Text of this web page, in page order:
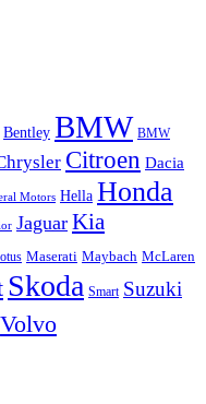
Bentley BMW BMW
Citroen Dacia
Motors Hella Honda
Jaguar Kia
Maserati Maybach McLaren
Skoda Smart Suzuki
Volvo